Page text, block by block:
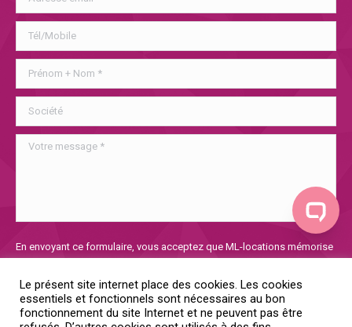
laisser
champ
vide.
En envoyant ce formulaire, vous acceptez que ML-locations mémorise
vous voulez en savoir plus sur notre politique de confidentialité, vous
la trouverez
Le présent site internet place des cookies. Les cookies
essentiels et fonctionnels sont nécessaires au bon
fonctionnement du site Internet et ne peuvent pas être